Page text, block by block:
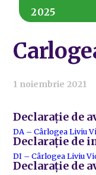
2025
1 noiembrie 2021
Declarație de
DA – Cârlogea Liviu
Declarație de
DI – Cârlogea Liviu
Declarație de